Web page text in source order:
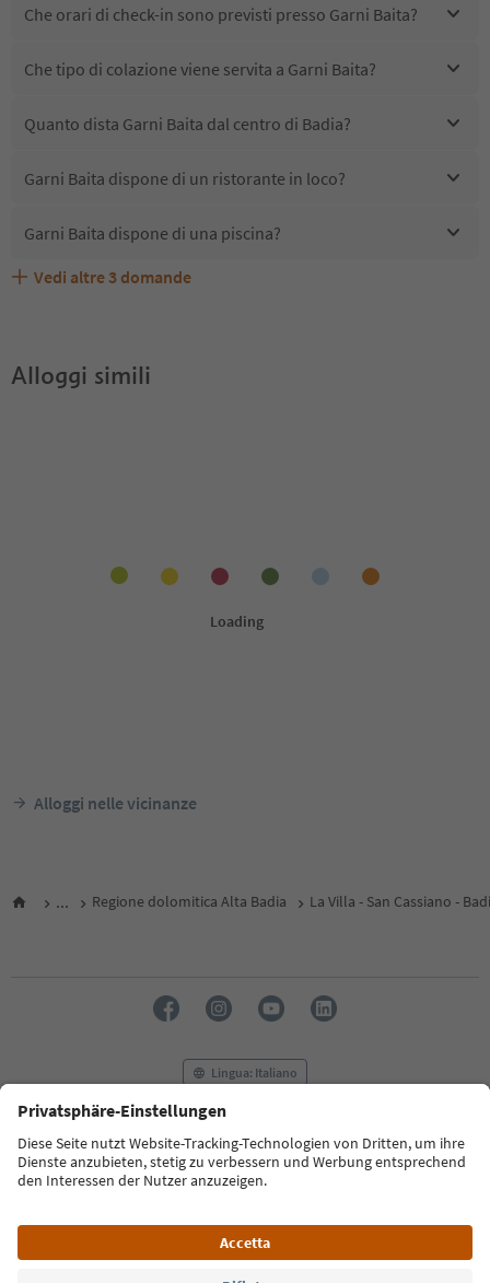
Che orari di check-in sono previsti presso Garni Baita?
Che tipo di colazione viene servita a Garni Baita?
Quanto dista Garni Baita dal centro di Badia?
Garni Baita dispone di un ristorante in loco?
Garni Baita dispone di una piscina?
Garni Baita accetta animali domestici?
Quali servizi/attività sono disponibili presso Garni Baita?
Gli ospiti di Garni Baita ricevono l'Alto Adige Guest Pass?
Vedi altre 3 domande
Alloggi simili
Alloggi nelle vicinanze
... Regione dolomitica Alta Badia La Villa - San Cassiano -
Lingua: Italiano
FAQ Contatti Press MICE
Privacy Policy
Termini e condizioni
Crediti
Cookie Policy
Alto Adige B2B